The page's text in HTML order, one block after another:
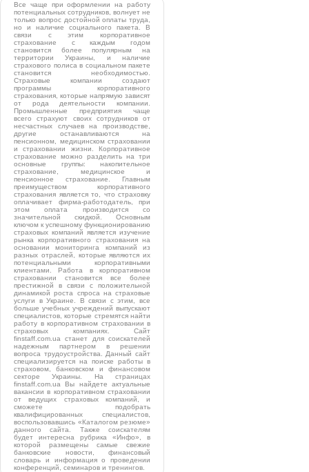
Все чаще при оформлении на работу
потенциальных сотрудников, волнует не
только вопрос достойной оплаты труда,
но и наличие социального пакета. В
связи с этим корпоративное
страхование с каждым годом
становится более популярным на
территории Украины, и наличие
страхового полиса в социальном пакете
становится необходимостью.
Страховые компании создают
программы корпоративного
страхования, которые напрямую зависят
от рода деятельности компании.
Промышленные предприятия чаще
всего страхуют своих сотрудников от
несчастных случаев на производстве,
другие останавливаются на
пенсионном, медицинском страховании
и страховании жизни. Корпоративное
страхование можно разделить на три
основные группы: накопительное
страхование, медицинское и
пенсионное страхование. Главным
преимуществом корпоративного
страхования является то, что страховку
оплачивает фирма-работодатель, при
этом оплата производится со
значительной скидкой. Основным
ключом к успешному функционированию
страховых компаний является изучение
рынка корпоративного страхования на
основании мониторинга компаний из
разных отраслей, которые являются их
потенциальными корпоративными
клиентами. Работа в корпоративном
страховании становится все более
престижной в связи с положительной
динамикой роста спроса на страховые
услуги в Украине. В связи с этим, все
больше учебных учреждений выпускают
специалистов, которые стремятся найти
работу в корпоративном страховании в
страховых компаниях. Сайт
finstaff.com.ua станет для соискателей
надежным партнером в решении
вопроса трудоустройства. Данный сайт
специализируется на поиске работы в
страховом, банковском и финансовом
секторе Украины. На страницах
finstaff.com.ua Вы найдете актуальные
вакансии в корпоративном страховании
от ведущих страховых компаний, и
сможете подобрать
квалифицированных специалистов,
воспользовавшись «Каталогом резюме»
данного сайта. Также соискателям
будет интересна рубрика «Инфо», в
которой размещены самые свежие
банковские новости, финансовый
словарь и информация о проведении
конференций, семинаров и тренингов.